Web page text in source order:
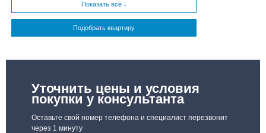
Показать все ↓
Подобрать квартиру
Уточнить цены и условия
покупки у консультанта
Оставьте свой номер телефона и специалист перезвонит
через 1 минуту